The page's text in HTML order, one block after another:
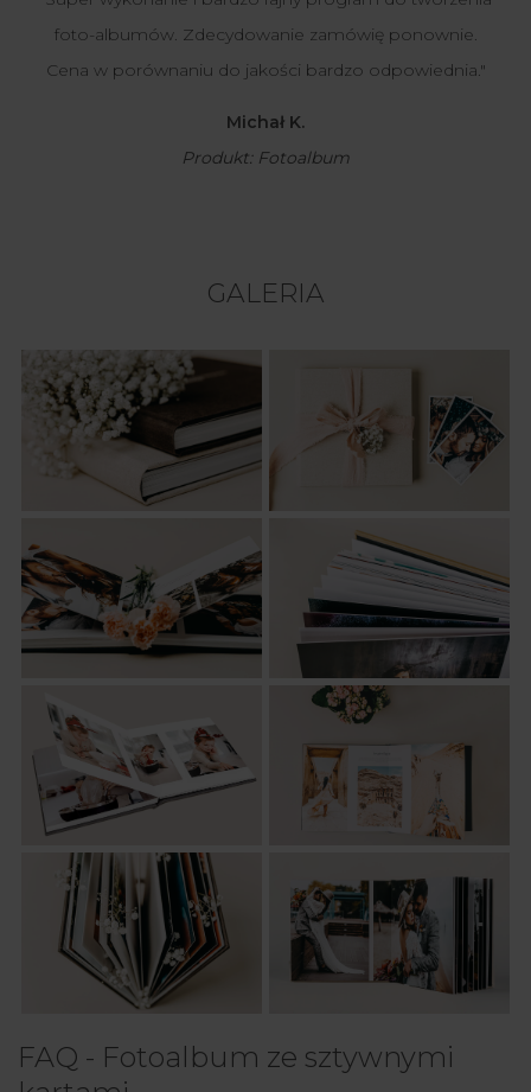
foto-albumów. Zdecydowanie zamówię ponownie.
Cena w porównaniu do jakości bardzo odpowiednia."
Michał K.
Produkt: Fotoalbum
GALERIA
FAQ - Fotoalbum ze sztywnymi